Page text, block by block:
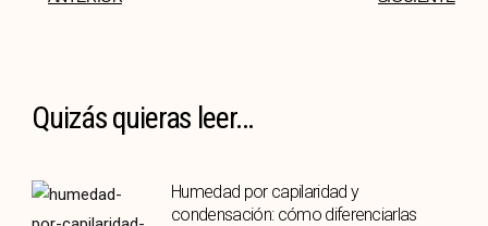
Quizás quieras leer...
Humedad por capilaridad y
condensación: cómo diferenciarlas